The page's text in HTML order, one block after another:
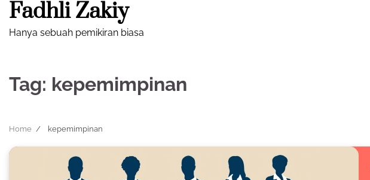
Skip
content
Fadhli Zakiy
Hanya sebuah pemikiran biasa
Tag: kepemimpinan
Home kepemimpinan